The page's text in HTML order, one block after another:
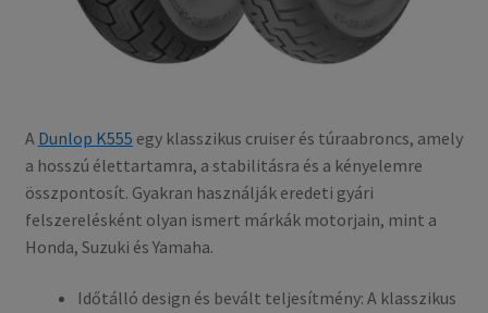
A Dunlop K555 egy klasszikus cruiser és túraabroncs, amely
a hosszú élettartamra, a stabilitásra és a kényelemre
összpontosít. Gyakran használják eredeti gyári
felszerelésként olyan ismert márkák motorjain, mint a
Honda, Suzuki és Yamaha.
Időtálló design és bevált teljesítmény: A klasszikus